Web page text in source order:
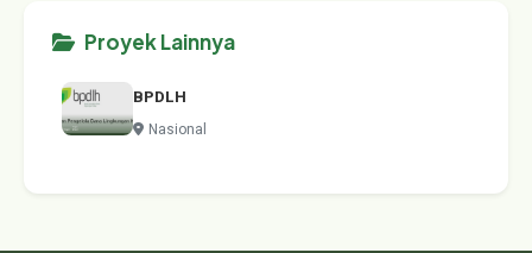
Proyek Lainnya
BPDLH
Nasional